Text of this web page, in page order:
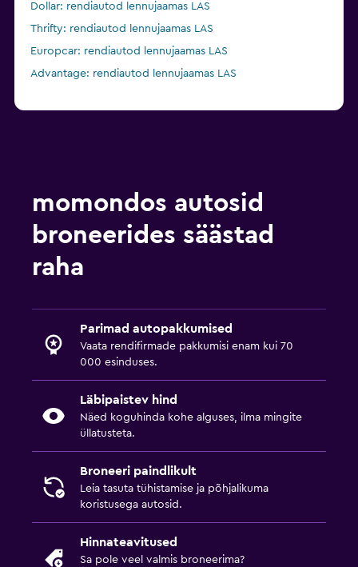
Dollar: rendiautod lennujaamas LAS
Thrifty: rendiautod lennujaamas LAS
Europcar: rendiautod lennujaamas LAS
Advantage: rendiautod lennujaamas LAS
momondos autosid
broneerides säästad
raha
Parimad autopakkumised
Vaata rendifirmade pakkumisi enam kui 70
000 esinduses.
Läbipaistev hind
Näed koguhinda kohe alguses, ilma mingite
üllatusteta.
Broneeri paindlikult
Leia tasuta tühistamise ja põhjalikuma
koristusega autosid.
Hinnateavitused
Sa pole veel valmis broneerima?